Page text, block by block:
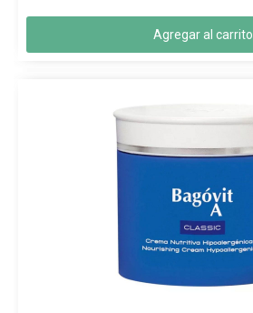
Agregar al carrito